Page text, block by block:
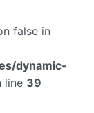
false in
dynamic-
line 39